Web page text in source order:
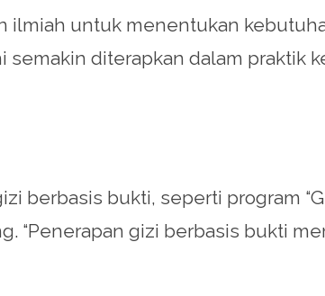
ilmiah untuk menentukan
diterapkan dalam praktik
berbasis bukti, seperti program
“Penerapan gizi berbasis bukti